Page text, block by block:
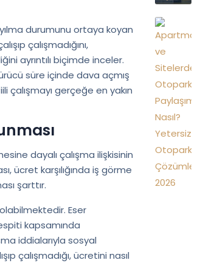
durumunu ortaya koyan
çalışmadığını,
ayrıntılı biçimde inceler.
süre içinde dava açmış
çalışmayı gerçeğe en yakın
dayalı çalışma ilişkisinin
ücret karşılığında iş görme
şarttır.
Eser
kapsamında
iddialarıyla sosyal
çalışmadığı, ücretini nasıl